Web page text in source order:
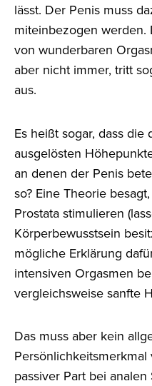
lässt. Der Penis muss
miteinbezogen
von wunderbaren
aber nicht immer, tritt
aus.
Es heißt sogar, dass
ausgelösten
an denen der Penis
so? Eine Theorie
Prostata stimulieren
Körperbewusstsein
mögliche Erklärung
intensiven Orgasmen
vergleichsweise sanfte
Das muss aber kein
passiver Part bei